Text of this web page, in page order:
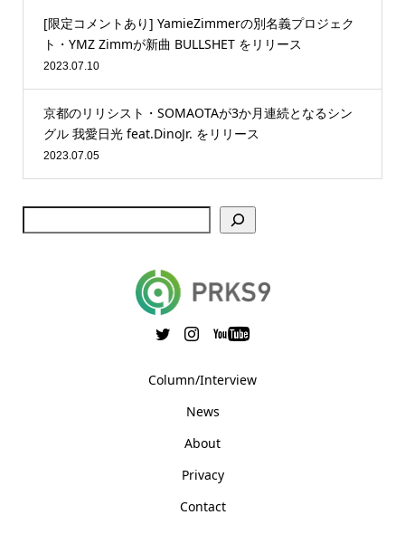
[限定コメントあり] YamieZimmerの別名義プロジェク
ト・YMZ Zimmが新曲 BULLSHET をリリース
2023.07.10
京都のリリシスト・SOMAOTAが3か月連続となるシン
グル 我愛日光 feat.DinoJr. をリリース
2023.07.05
Column/Interview
News
About
Privacy
Contact